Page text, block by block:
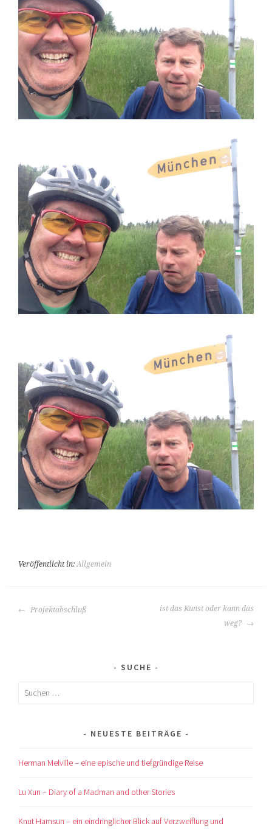
Veröffentlicht in:Allgemein
BEITRAGS-
Projektabschluß
ist das Kunst oder kann das
weg?
SUCHE
Suchen
NEUESTE BEITRÄGE
Herman Melville – eine epische und tiefgründige Reise
Lu Xun – Diary of a Madman and other Stories
Knut Hamsun – ein eindringlicher Blick auf Verzweiflung und